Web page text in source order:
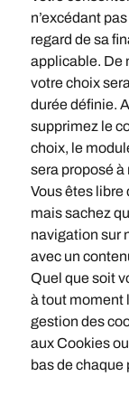
n’excédant
regard de sa
applicable. De
votre choix
durée définie.
supprimez le
choix, le
sera proposé à
Vous êtes libre
mais sachez
navigation sur
avec un
Quel que soit
à tout moment
gestion des
aux Cookies
bas de chaque